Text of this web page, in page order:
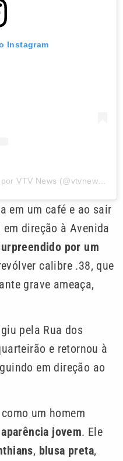
Instagram
em um café e ao sair
direção à Avenida
por um
calibre .38, que
grave ameaça,
pela Rua dos
e retornou à
em direção ao
um homem
aparência jovem. Ele
, blusa preta,